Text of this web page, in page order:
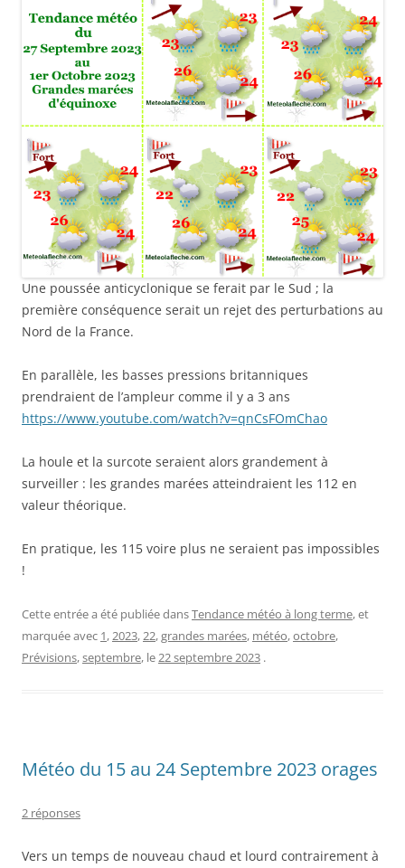
Une poussée anticyclonique se ferait par le Sud ; la
première conséquence serait un rejet des perturbations au
Nord de la France.
En parallèle, les basses pressions britanniques
prendraient de l’ampleur comme il y a 3 ans
https://www.youtube.com/watch?v=qnCsFOmChao
La houle et la surcote seraient alors grandement à
surveiller : les grandes marées atteindraient les 112 en
valeur théorique.
En pratique, les 115 voire plus ne seraient pas impossibles
!
Cette entrée a été publiée dansTendance météo à long terme, et
marquée avec 1,2023,22,grandes marées, météo,octobre,
Prévisions,septembre, le22 septembre 2023 .
Météo du 15 au 24 Septembre 2023 orages
2 réponses
Vers un temps de nouveau chaud et lourd contrairement à